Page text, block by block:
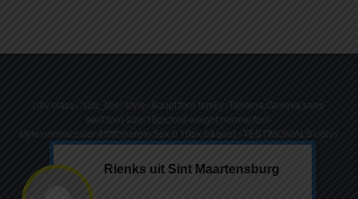
<div class="sldr_title" style=&quot;font-family: Tahoma,Geneva,sans-
serif;font-size:18px;font-weight:normal;font-
style:normal;color:#ffffff;margin:5px 0 10px 0&quot;>TESTIMONIALS</div>
Rienks uit Sint Maartensburg